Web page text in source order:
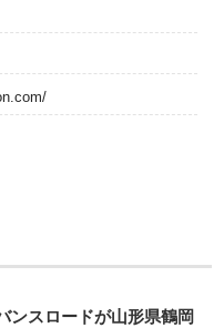
ンスロードが山形県鶴岡